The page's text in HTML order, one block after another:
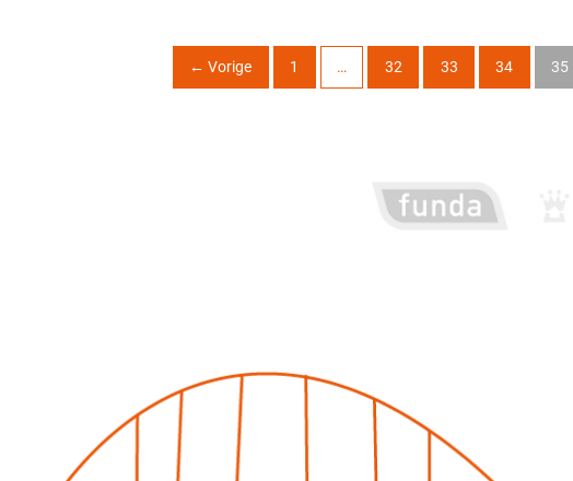
← Vorige 1 … 32 33 34 35